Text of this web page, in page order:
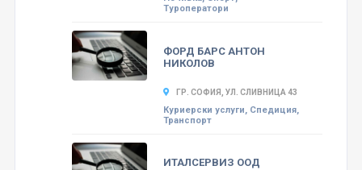
Туроператори
ФОРД БАРС АНТОН
НИКОЛОВ
ГР. СОФИЯ, УЛ. СЛИВНИЦА 43
Куриерски услуги, Спедиция,
Транспорт
ИТАЛСЕРВИЗ ООД